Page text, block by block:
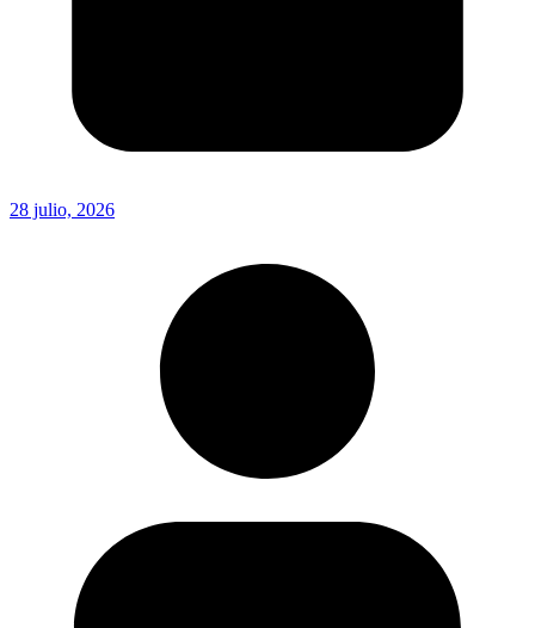
28 julio, 2026